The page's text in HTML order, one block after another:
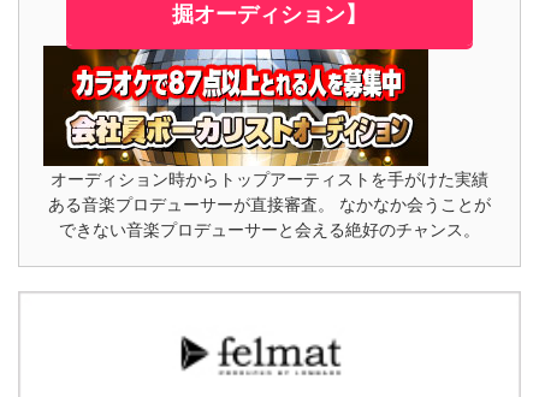
掘オーディション】
オーディション時からトップアーティストを手がけた実績
ある音楽プロデューサーが直接審査。 なかなか会うことが
できない音楽プロデューサーと会える絶好のチャンス。